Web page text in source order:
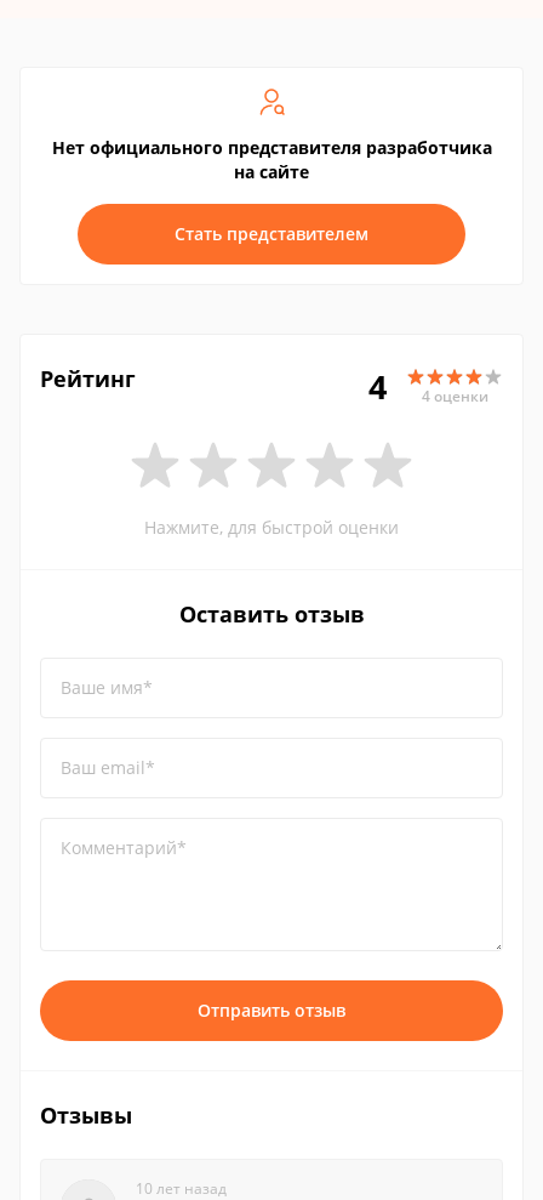
Нет официального представителя разработчика
на сайте
Стать представителем
Рейтинг 4 4 оценки
Нажмите, для быстрой оценки
Оставить отзыв
Ваше имя*
Ваш email*
Комментарий*
Отправить отзыв
Отзывы
10 лет назад